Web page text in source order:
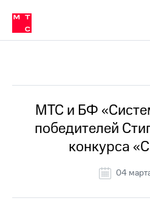
Медиа-центр
и акционерам
Устойчивое развитие
Комплаенс и деловая этика
компании
Карьера
История
компании
Руководство
информация
в МТС
Пресс-
релизы
МТС
о технологиях
МТС и БФ
победителей
конкурса
04